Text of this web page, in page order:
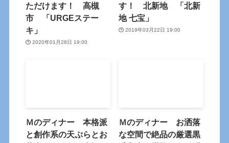
ただけます！ 高槻
市 「URGEステー
キ」
2020年01月28日 19:00
す！ 北新地 「北新
地 七宝」
2019年03月22日 19:00
Ｍのディナー 本格派
と創作系の天ぷらとお
Ｍのディナー お洒落
な空間で絶品の厳選黒